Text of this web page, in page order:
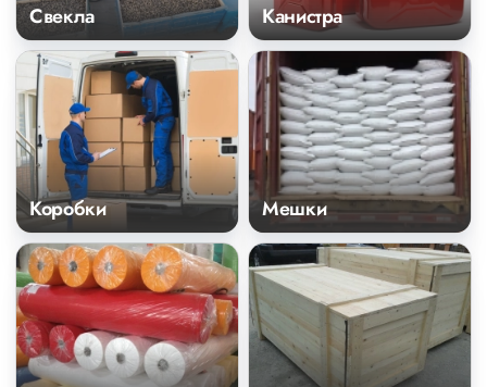
Свекла Канистра
Коробки Мешки